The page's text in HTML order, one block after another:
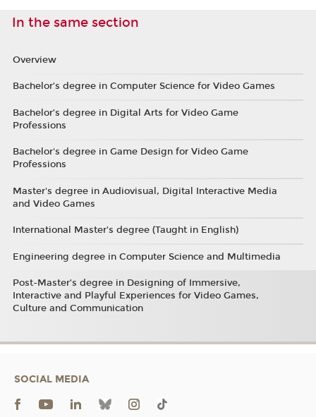
In the same section
Overview
Bachelor’s degree in Computer Science for Video Games
Bachelor’s degree in Digital Arts for Video Game
Professions
Bachelor's degree in Game Design for Video Game
Professions
Master's degree in Audiovisual, Digital Interactive Media
and Video Games
International Master’s degree (Taught in English)
Engineering degree in Computer Science and Multimedia
Post-Master’s degree in Designing of Immersive,
Interactive and Playful Experiences for Video Games,
Culture and Communication
SOCIAL MEDIA